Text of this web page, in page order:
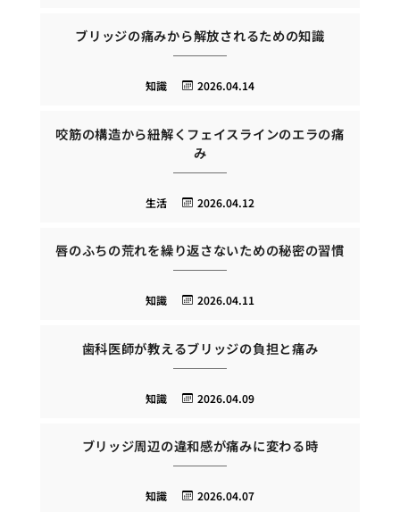
ブリッジの痛みから解放されるための知識
2026.04.14
知識
咬筋の構造から紐解くフェイスラインのエラの痛
み
2026.04.12
生活
唇のふちの荒れを繰り返さないための秘密の習慣
2026.04.11
知識
歯科医師が教えるブリッジの負担と痛み
2026.04.09
知識
ブリッジ周辺の違和感が痛みに変わる時
2026.04.07
知識